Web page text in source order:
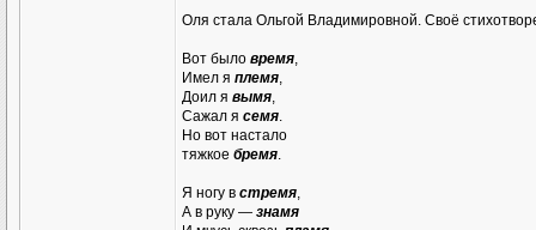
Оля стала Ольгой Владимировной. Своё
Вот было время,
Имел я племя,
Доил я вымя,
Сажал я семя.
Но вот настало
тяжкое бремя.
Я ногу в стремя,
А в руку — знамя